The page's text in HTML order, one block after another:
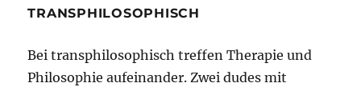
TRANSPHILOSOPHISCH
Bei transphilosophisch treffen Therapie und
Philosophie aufeinander. Zwei dudes mit